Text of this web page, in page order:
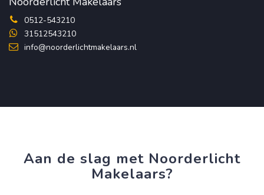
0512-543210
31512543210
info@noorderlichtmakelaars.nl
Aan de slag met Noorderlicht
Makelaars?